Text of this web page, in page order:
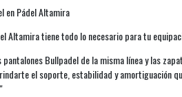
en Pádel Altamira
Altamira tiene todo lo necesario para tu
Bullpadel de la misma línea y las
el soporte, estabilidad y amortiguación